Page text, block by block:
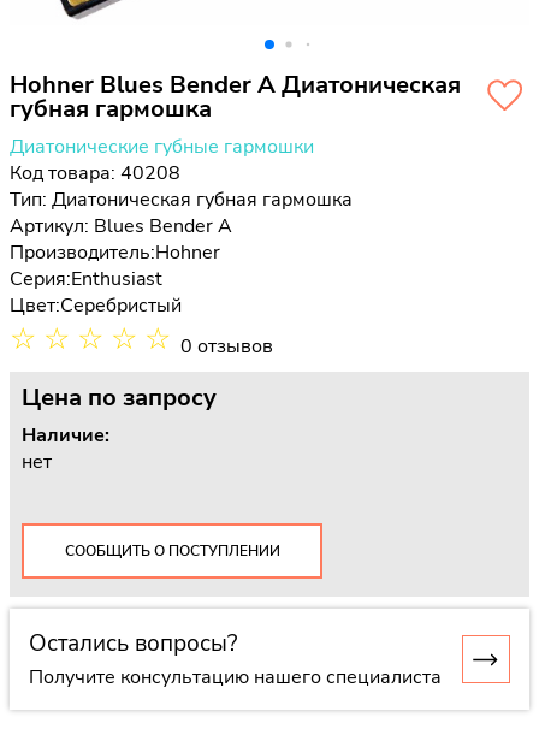
Hohner Blues Bender A Диатоническая
губная гармошка
Диатонические губные гармошки
Код товара: 40208
Тип: Диатоническая губная гармошка
Артикул: Blues Bender A
Производитель:Hohner
Серия:Enthusiast
Цвет:Серебристый
☆ ☆ ☆ ☆ ☆ 0 отзывов
Цена по запросу
Наличие:
нет
СООБЩИТЬ О ПОСТУПЛЕНИИ
Остались вопросы?
Получите консультацию нашего специалиста